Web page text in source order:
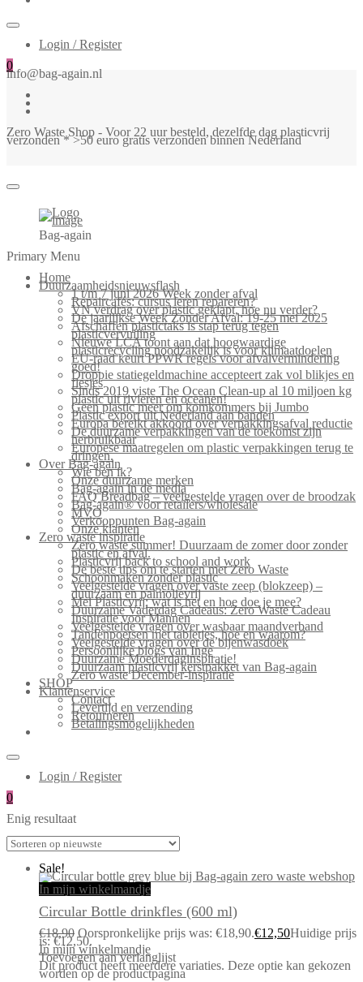
Login / Register
0
info@bag-again.nl
Zero Waste Shop - Voor 22 uur besteld, dezelfde dag plasticvrij
verzonden * >50 euro gratis verzonden binnen Nederland
Bag-again
Primary Menu
Home
Duurzaamheidsnieuwsflash
1 t/m 7 juni 2026 Week zonder afval
Repaircafés: cursus leren repareren?
VN verdrag over plastic geklapt, hoe nu verder?
De jaarlijkse Week Zonder Afval: 19-25 mei 2025
Afschaffen plastictaks is stap terug tegen
plasticvervuiling
Nieuwe LCA toont aan dat hoogwaardige
plasticrecycling noodzakelijk is voor klimaatdoelen
EU-raad keurt PPWR regels voor afvalvermindering
goed!
Droppie statiegeldmachine accepteert zak vol blikjes en
flesjes
Sinds 2019 viste The Ocean Clean-up al 10 miljoen kg
plastic uit rivieren en oceanen!
Geen plastic meer om komkommers bij Jumbo
Plastic export uit Nederland aan banden
Europa bereikt akkoord over verpakkingsafval reductie
De duurzame verpakkingen van de toekomst zijn
herbruikbaar
Europese maatregelen om plastic verpakkingen terug te
dringen.
Over Bag-again
Wie ben ik?
Onze duurzame merken
Bag-again in de media
FAQ Breadbag – veelgestelde vragen over de broodzak
Bag-again® voor retailers/wholesale
MVO
Verkooppunten Bag-again
Onze klanten
Zero waste inspiratie
Zero waste summer! Duurzaam de zomer door zonder
plastic en afval.
Plasticvrij back to school and work
De beste tips om te starten met Zero Waste
Schoonmaken zonder plastic
Veelgestelde vragen over vaste zeep (blokzeep) –
duurzaam en palmolievrij
Mei Plasticvrij: wat is het en hoe doe je mee?
Duurzame Vaderdag Cadeaus: Zero Waste Cadeau
Inspiratie voor Mannen
Veelgestelde vragen over wasbaar maandverband
Tandenpoetsen met tabletjes, hoe en waarom?
Veelgestelde vragen over de bijenwasdoek
Persoonlijke blogs van Inge
Duurzame Moederdaginspiratie!
Duurzaam plasticvrij kerstpakket van Bag-again
Zero waste December-inspiratie
SHOP
Klantenservice
Contact
Levertijd en verzending
Retourneren
Betalingsmogelijkheden
Login / Register
0
Enig resultaat
Sale!
In mijn winkelmandje
Circular Bottle drinkfles (600 ml)
€18,90 Oorspronkelijke prijs was: €18,90.€12,50Huidige prijs
is: €12,50.
In mijn winkelmandje
Toevoegen aan verlanglijst
Dit product heeft meerdere variaties. Deze optie kan gekozen
worden op de productpagina